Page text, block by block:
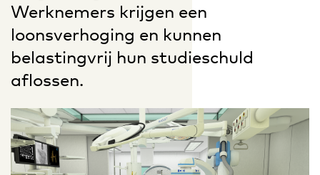
Werknemers krijgen een
loonsverhoging en kunnen
belastingvrij hun studieschuld
aflossen.